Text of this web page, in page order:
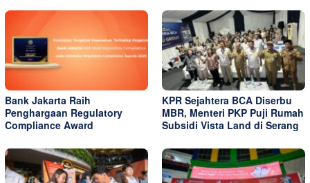
Bank Jakarta Raih
Penghargaan Regulatory
Compliance Award
KPR Sejahtera BCA Diserbu
MBR, Menteri PKP Puji Rumah
Subsidi Vista Land di Serang